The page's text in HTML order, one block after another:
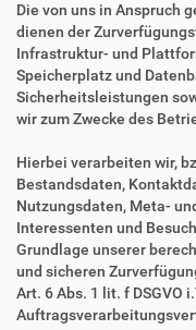
Die von uns in Anspruch
dienen der
Infrastruktur- und
Speicherplatz und
Sicherheitsleistungen
wir zum Zwecke des
Hierbei verarbeiten wir,
Bestandsdaten,
Nutzungsdaten, Meta-
Interessenten und
Grundlage unserer
und sicheren
Art. 6 Abs. 1 lit. f DSGVO